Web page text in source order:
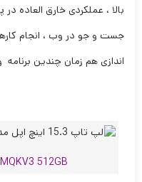
بالا ، عملکردی خارق العاده
جست و جو در وب ، انجام
اندازی هم زمان چندین
512GB